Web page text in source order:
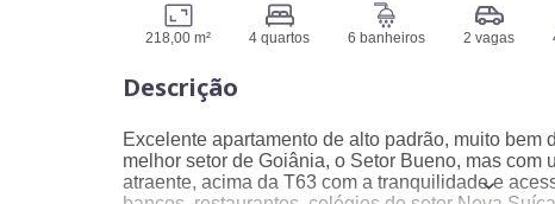
218,00 m² 4 quartos 6 banheiros 2 vagas
Descrição
Excelente apartamento de alto padrão, muito bem
melhor setor de Goiânia, o Setor Bueno, mas com
atraente, acima da T63 com a tranquilidade e